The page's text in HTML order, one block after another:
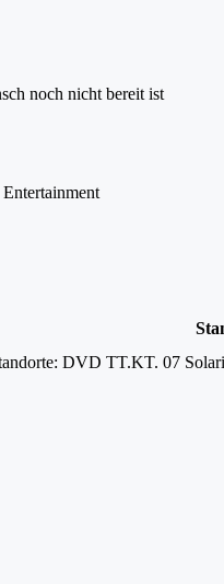
noch nicht bereit ist
DVD TT.KT. 07